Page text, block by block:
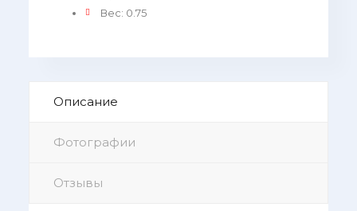
Вес: 0.75
Описание
Фотографии
Отзывы